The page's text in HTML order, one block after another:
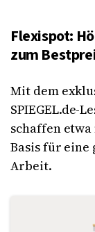
Flexispot:
zum
Mit dem
SPIEGEL.de-
schaffen etwa
Basis für
Arbeit.